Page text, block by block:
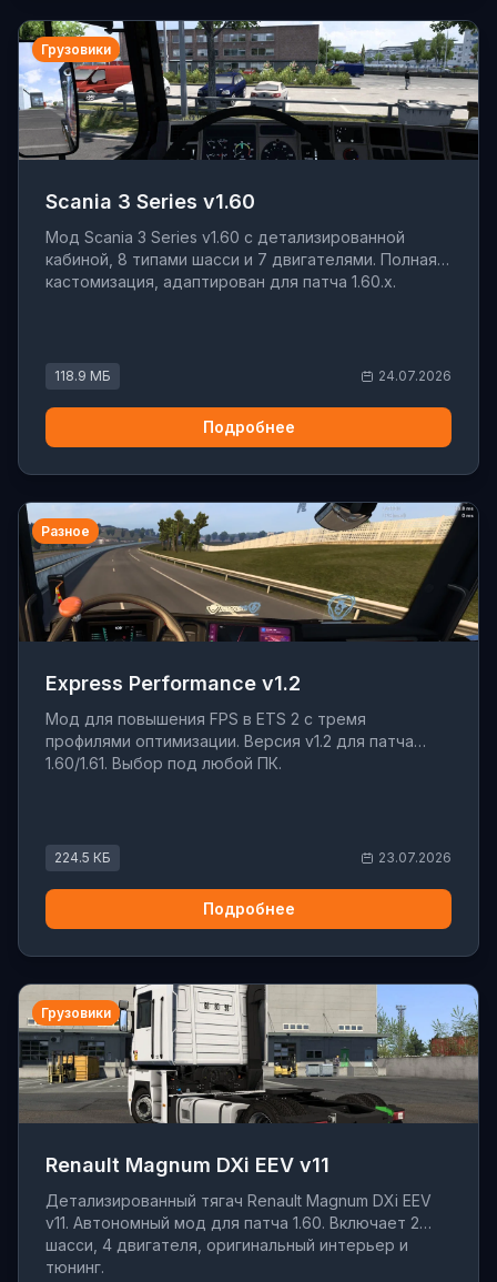
Грузовики
Scania 3 Series v1.60
Мод Scania 3 Series v1.60 с детализированной
кабиной, 8 типами шасси и 7 двигателями. Полная
кастомизация, адаптирован для патча 1.60.x.
118.9 МБ 24.07.2026
Подробнее
Разное
Express Performance v1.2
Мод для повышения FPS в ETS 2 с тремя
профилями оптимизации. Версия v1.2 для патча
1.60/1.61. Выбор под любой ПК.
224.5 КБ 23.07.2026
Подробнее
Грузовики
Renault Magnum DXi EEV v11
Детализированный тягач Renault Magnum DXi EEV
v11. Автономный мод для патча 1.60. Включает 2
шасси, 4 двигателя, оригинальный интерьер и
тюнинг.